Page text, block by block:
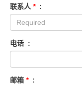
联系人 * :
电话 :
邮箱 * :